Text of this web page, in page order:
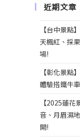
近期文章
【台中景點
天楓紅、採
場!
【彰化景點
體驗搭鐵牛
【2025蓮
音、月眉濕
開!